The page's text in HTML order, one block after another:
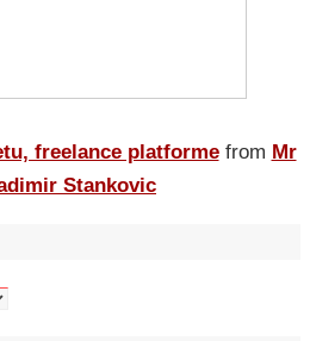
freelance platforme from Mr
Stankovic